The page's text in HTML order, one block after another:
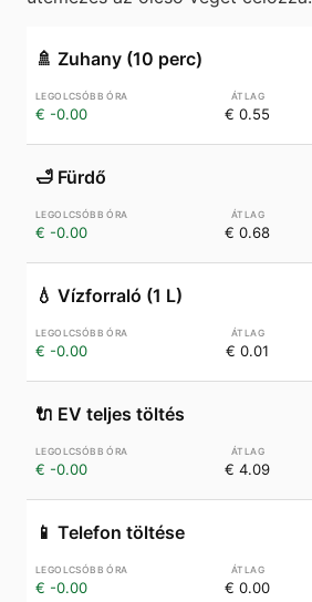
🚿 Zuhany (10 perc)
€ -0.00 € 0.55
🛁 Fürdő
€ -0.00 € 0.68
💧 Vízforraló (1 L)
€ -0.00 € 0.01
🔌 EV teljes töltés
€ -0.00 € 4.09
📱 Telefon töltése
€ -0.00 € 0.00